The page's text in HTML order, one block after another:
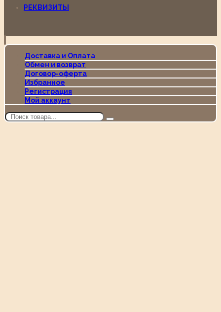
РЕКВИЗИТЫ
Доставка и Оплата
Обмен и возврат
Договор-оферта
Избранное
Регистрация
Мой аккаунт